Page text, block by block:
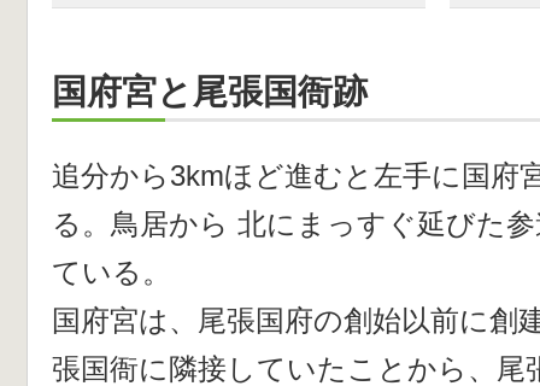
国府宮と尾張国衙跡
追分から3kmほど進むと左手に国府
る。鳥居から 北にまっすぐ延びた
ている。
国府宮は、尾張国府の創始以前に創
張国衙に隣接していたことから、尾